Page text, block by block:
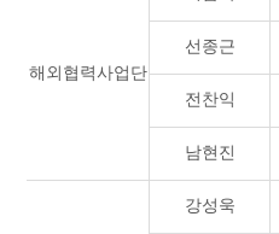
해외협력사업단
선종근
전찬익
남현진
강성욱